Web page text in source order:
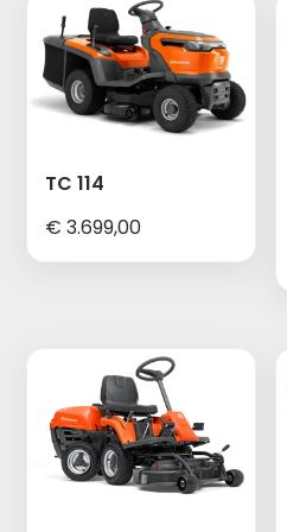
TC 114
€ 3.699,00